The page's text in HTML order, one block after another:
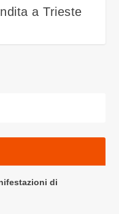
a Trieste
di